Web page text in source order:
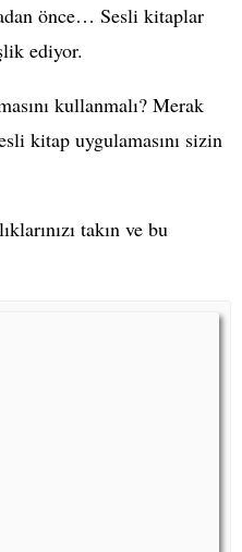
önce… Sesli kitaplar
ediyor.
kullanmalı? Merak
kitap uygulamasını sizin
takın ve bu